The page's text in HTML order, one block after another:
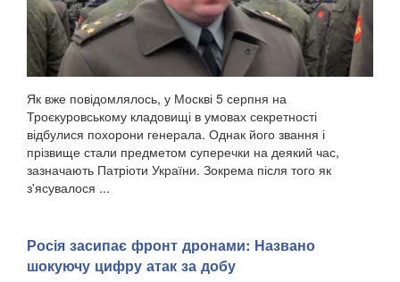
Як вже повідомлялось, у Москві 5 серпня на
Троєкуровському кладовищі в умовах секретності
відбулися похорони генерала. Однак його звання і
прізвище стали предметом суперечки на деякий час,
зазначають Патріоти України. Зокрема після того як
з'ясувалося ...
Росія засипає фронт дронами: Названо
шокуючу цифру атак за добу